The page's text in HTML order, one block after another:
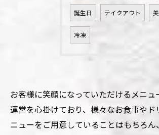
誕生日 テイクアウト
冷凍
お客様に笑顔になっていただけるメニ
運営を心掛けており、様々なお食事やド
ニューをご用意していることはもちろ